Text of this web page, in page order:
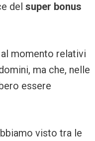
del super bonus
al momento relativi
ma che, nelle
essere
visto tra le